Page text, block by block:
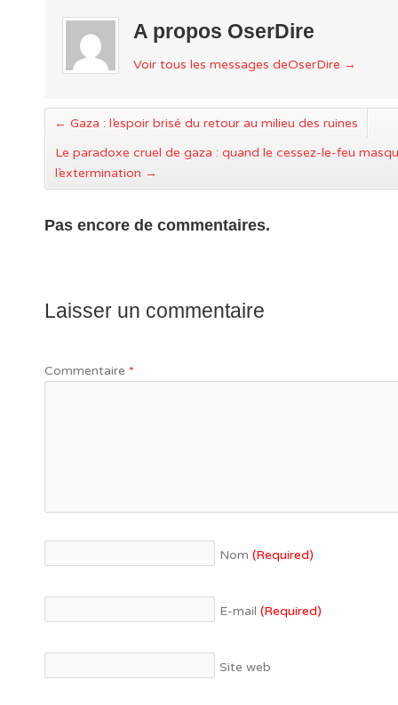
A propos OserDire
Voir tous les messages deOserDire →
← Gaza : l’espoir brisé du retour au milieu des ruines
Le paradoxe cruel de gaza : quand le cessez-le-feu
l’extermination →
Pas encore de commentaires.
Laisser un commentaire
Commentaire *
Nom (Required)
E-mail (Required)
Site web